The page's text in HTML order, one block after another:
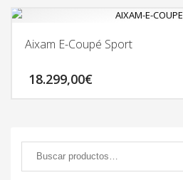
Aixam E-Coupé Sport
18.299,00€